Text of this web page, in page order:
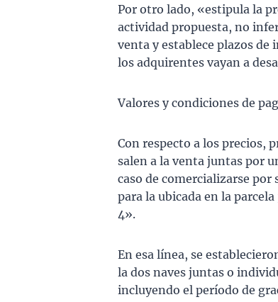
Por otro lado, «estipula la
actividad propuesta, no
venta y establece plazos de
los adquirentes vayan a
Valores y condiciones de
Con respecto a los precios,
salen a la venta juntas por
caso de comercializarse por
para la ubicada en la
4».
En esa línea, se
la dos naves juntas o
incluyendo el período de